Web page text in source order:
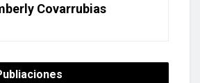
Covarrubias